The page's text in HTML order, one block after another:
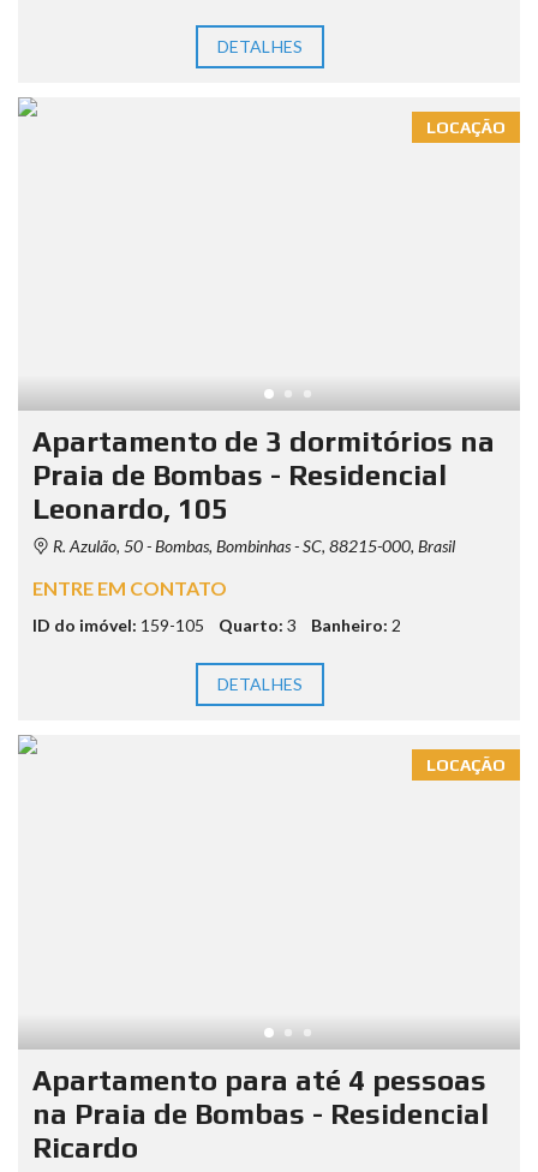
DETALHES
LOCAÇÃO
Apartamento de 3 dormitórios na
Praia de Bombas - Residencial
Leonardo, 105
R. Azulão, 50 - Bombas, Bombinhas - SC, 88215-000, Brasil
ENTRE EM CONTATO
ID do imóvel: 159-105 Quarto: 3 Banheiro: 2
DETALHES
LOCAÇÃO
Apartamento para até 4 pessoas
na Praia de Bombas - Residencial
Ricardo